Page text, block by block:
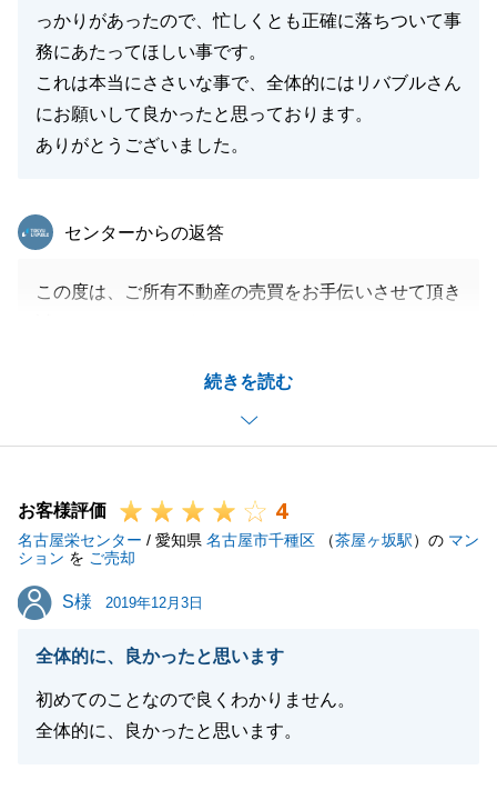
っかりがあったので、忙しくとも正確に落ちついて事
務にあたってほしい事です。
これは本当にささいな事で、全体的にはリバブルさん
にお願いして良かったと思っております。
ありがとうございました。
続きを読む
東急リバブル
センターからの返答
この度は、ご所有不動産の売買をお手伝いさせて頂き
次の機会がございましたら、ご期待を上回る対応をで
きるよう努めますので、お声がけ頂けましたら幸いで
今後ともよろしくお願い申し上げます。
お客様評価 4
名古屋栄センター / 愛知県 名古屋市千種区 （茶屋ヶ坂駅）の マン
ション を ご売却
S様
S様 2019年12月3日
全体的に、良かったと思います
初めてのことなので良くわかりません。
全体的に、良かったと思います。